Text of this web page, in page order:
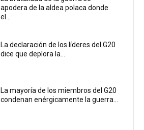
apodera de la aldea polaca donde
el...
La declaración de los líderes del G20
dice que deplora la...
La mayoría de los miembros del G20
condenan enérgicamente la guerra...